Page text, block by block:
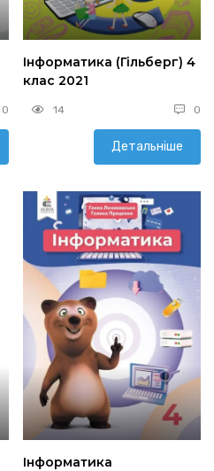
0
Інформатика (Гільберг) 4
клас 2021
14 0
Детальніше
Інформатика